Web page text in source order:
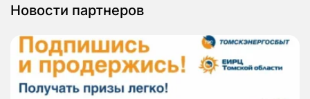
Новости партнеров